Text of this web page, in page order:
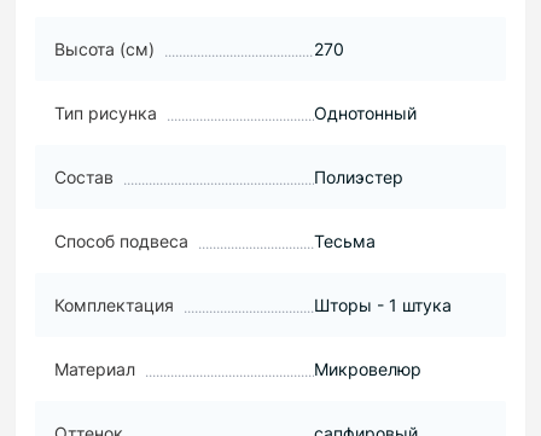
Высота (см) 270
Тип рисунка Однотонный
Состав Полиэстер
Способ подвеса Тесьма
Комплектация Шторы - 1 штука
Материал Микровелюр